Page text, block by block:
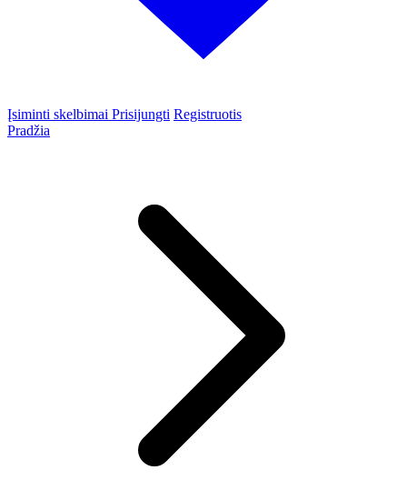
Įsiminti skelbimai Prisijungti Registruotis
Pradžia